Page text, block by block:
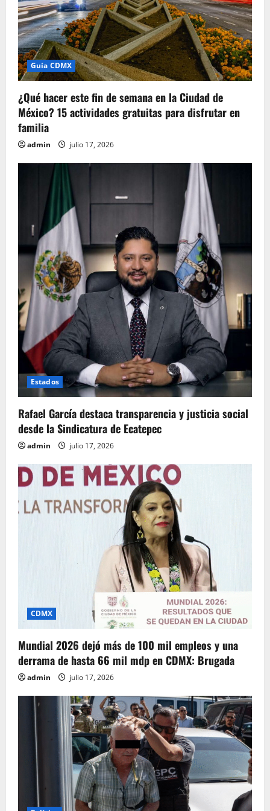
Guía CDMX
¿Qué hacer este fin de semana en la Ciudad de
México? 15 actividades gratuitas para disfrutar en
familia
admin julio 17, 2026
Estados
Rafael García destaca transparencia y justicia social
desde la Sindicatura de Ecatepec
admin julio 17, 2026
CDMX
Mundial 2026 dejó más de 100 mil empleos y una
derrama de hasta 66 mil mdp en CDMX: Brugada
admin julio 17, 2026